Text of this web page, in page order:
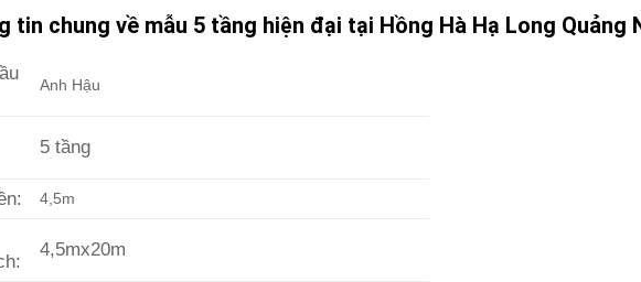
tin chung về mẫu 5 tầng hiện đại tại Hồng Hà Hạ Long Quảng
Anh Hậu
5 tầng
4,5m
4,5mx20m